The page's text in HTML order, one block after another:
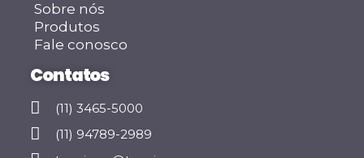
Sobre nós
Produtos
Fale conosco
Contatos
(11) 3465-5000
(11) 94789-2989